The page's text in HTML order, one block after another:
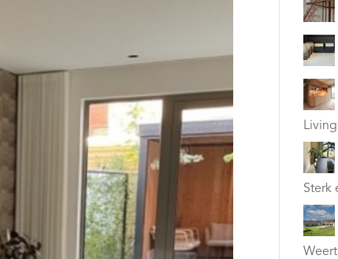
Living
Sterk
Weert